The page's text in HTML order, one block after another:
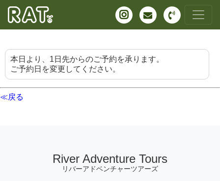
本日より、1日先からのご予約を承ります。
ご予約日を変更してください。
≪戻る
River Adventure Tours
リバーアドベンチャーツアーズ